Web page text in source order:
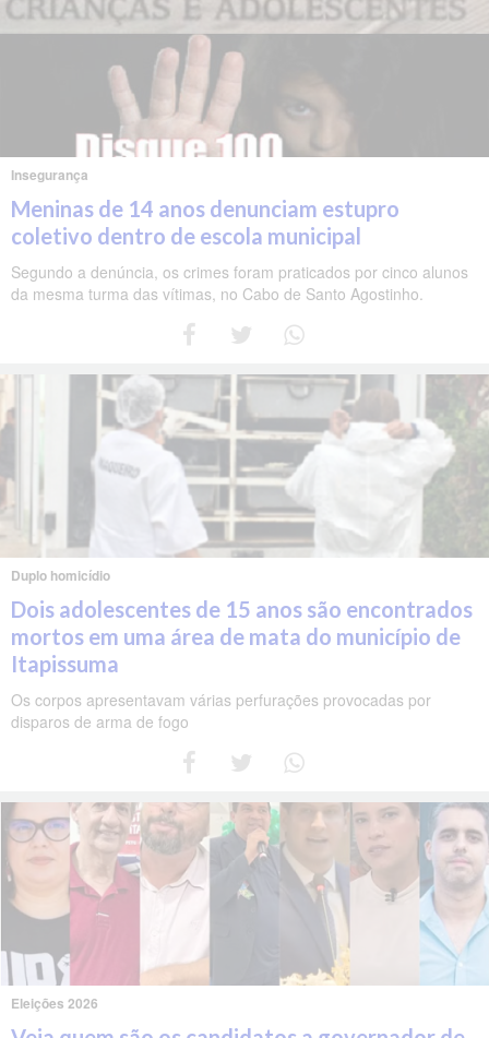
Insegurança
Meninas de 14 anos denunciam estupro
coletivo dentro de escola municipal
Segundo a denúncia, os crimes foram praticados por cinco alunos
da mesma turma das vítimas, no Cabo de Santo Agostinho.
Duplo homicídio
Dois adolescentes de 15 anos são encontrados
mortos em uma área de mata do município de
Itapissuma
Os corpos apresentavam várias perfurações provocadas por
disparos de arma de fogo
Eleições 2026